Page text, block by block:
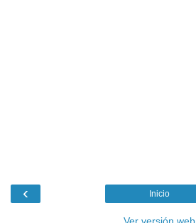
‹ Inicio